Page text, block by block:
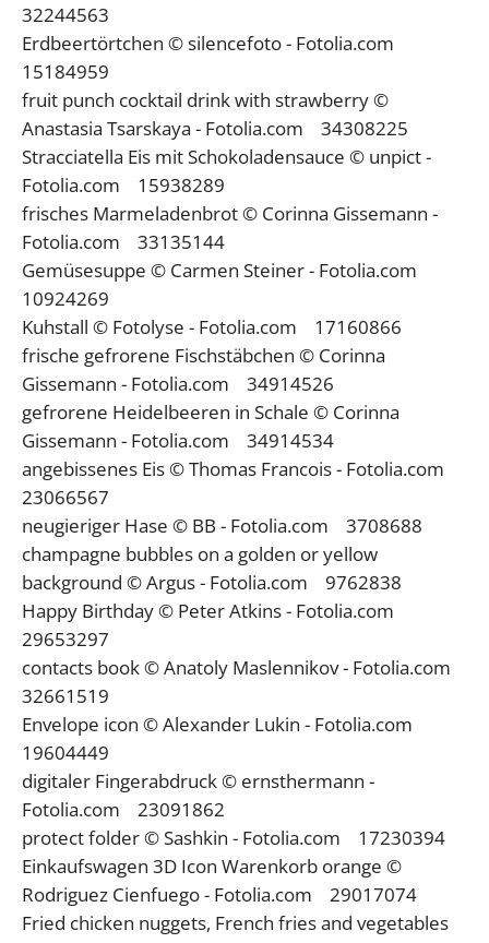
32244563
Erdbeertörtchen © silencefoto - Fotolia.com
15184959
fruit punch cocktail drink with strawberry ©
Anastasia Tsarskaya - Fotolia.com 34308225
Stracciatella Eis mit Schokoladensauce © unpict -
Fotolia.com 15938289
frisches Marmeladenbrot © Corinna Gissemann -
Fotolia.com 33135144
Gemüsesuppe © Carmen Steiner - Fotolia.com
10924269
Kuhstall © Fotolyse - Fotolia.com 17160866
frische gefrorene Fischstäbchen © Corinna
Gissemann - Fotolia.com 34914526
gefrorene Heidelbeeren in Schale © Corinna
Gissemann - Fotolia.com 34914534
angebissenes Eis © Thomas Francois - Fotolia.com
23066567
neugieriger Hase © BB - Fotolia.com 3708688
champagne bubbles on a golden or yellow
background © Argus - Fotolia.com 9762838
Happy Birthday © Peter Atkins - Fotolia.com
29653297
contacts book © Anatoly Maslennikov - Fotolia.com
32661519
Envelope icon © Alexander Lukin - Fotolia.com
19604449
digitaler Fingerabdruck © ernsthermann -
Fotolia.com 23091862
protect folder © Sashkin - Fotolia.com 17230394
Einkaufswagen 3D Icon Warenkorb orange ©
Rodriguez Cienfuego - Fotolia.com 29017074
Fried chicken nuggets, French fries and vegetables